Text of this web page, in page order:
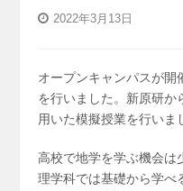
2022年3月13日
オープンキャンパスが開
を行いました。新原研か
用いた模擬授業を行いま
高校で地学を学ぶ機会は
理学科では基礎から学べ